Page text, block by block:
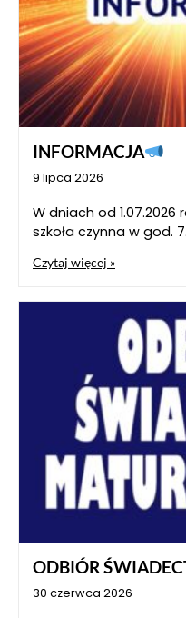
INFORMACJA
9 lipca 2026
W dniach od 1.07.2026
szkoła czynna w god.
Czytaj więcej »
ODBIÓR
30 czerwca 2026